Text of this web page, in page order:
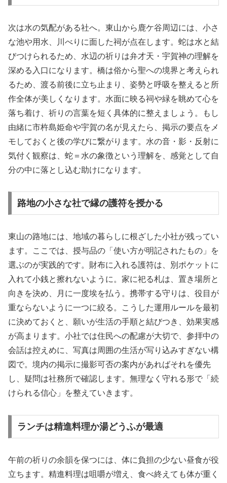
次は水の気配がある社へ。東山から鹿ケ谷周辺には、小さ
な池や用水、川べりに面した祠が点在します。蛇は水と結
びつけられるため、水辺の祈りは弁才天・宇賀神の理解を
深める入口になります。橋は俗から聖への境界と考えられ
るため、渡る前後に立ち止まり、姿勢と呼吸を整えると所
作全体が美しくなります。水面に映る祠や緑を眺めて心を
落ち着け、祈りの言葉を短く具体的に整えましょう。もし
由緒に市杵島姫命や宇賀の名が見えたら、掲示の要点をメ
モしておくと後の学びに繋がります。水の音・影・反射に
気付く観察は、蛇＝水の象徴という理解を、感覚として自
分の中に落とし込む助けになります。
路地の小さな社で縁の護符を授かる
東山の路地には、地域の暮らしに根ざした小社が残ってい
ます。ここでは、授与品の「使い方が明記されたもの」を
選ぶのが実践的です。財布に入れる護符は、別ポケットに
入れて小銭と擦れないように。家に祀る札は、置き場所と
向きを決め、月に一度埃を払う。携帯する守りは、役目が
重ならないように一つに絞る。こうした運用ルールを最初
に決めておくと、願いが生活の手順と結びつき、効果実感
が高まります。小社では住民への配慮が大切で、参拝中の
会話は控えめに、写真は周囲の生活が写り込みすぎない構
図で。境内の掲示に撮影可否の案内があればそれを優先
し、疑問は社務所で確認します。無理なく守れる形で「続
けられる信心」を整えていきます。
ランチは精進料理か湯どうふが最適
午前の祈りの余韻を保つには、体に負担の少ない昼食が役
立ちます。精進料理は咀嚼が増え、食べ終えても体が重く